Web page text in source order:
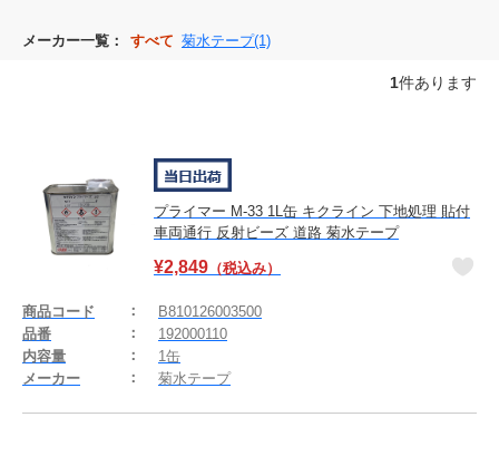
メーカー一覧： すべて 菊水テープ(1)
1件あります
プライマー M-33 1L缶 キクライン 下地処理 貼付
車両通行 反射ビーズ 道路 菊水テープ
¥2,849 （税込み）
商品コード
B810126003500
品番
192000110
内容量
1缶
メーカー
菊水テープ